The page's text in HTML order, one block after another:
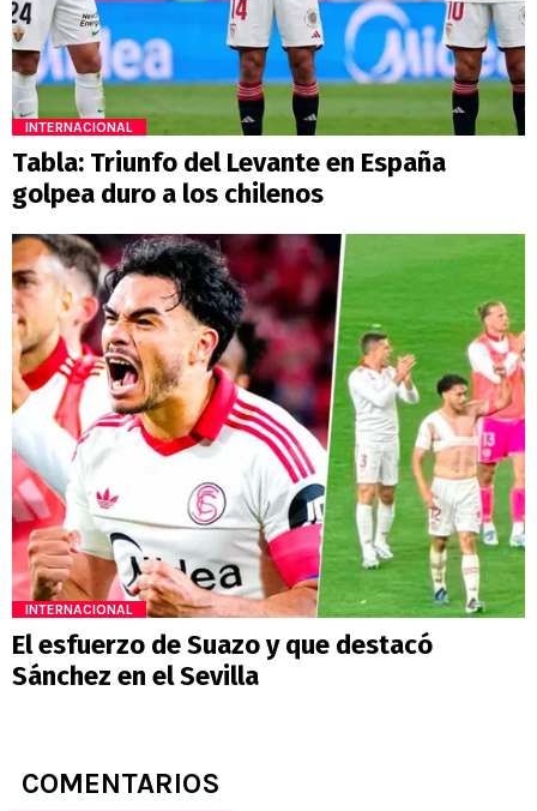
INTERNACIONAL
Tabla: Triunfo del Levante en España
golpea duro a los chilenos
INTERNACIONAL
El esfuerzo de Suazo y que destacó
Sánchez en el Sevilla
COMENTARIOS